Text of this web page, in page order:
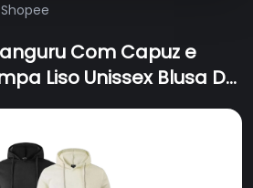
Shopee
Com Capuz e
Liso Unissex Blusa De
E Feminina